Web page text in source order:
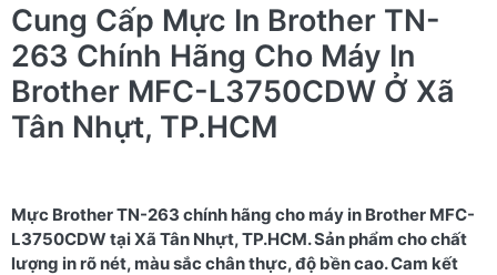
Cung Cấp Mực In Brother TN-
263 Chính Hãng Cho Máy In
Brother MFC-L3750CDW Ở Xã
Tân Nhựt, TP.HCM
Mực Brother TN-263 chính hãng cho máy in Brother MFC-
L3750CDW tại Xã Tân Nhựt, TP.HCM. Sản phẩm cho chất
lượng in rõ nét, màu sắc chân thực, độ bền cao. Cam kết